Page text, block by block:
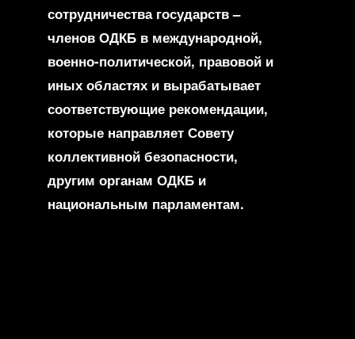
сотрудничества государств –
членов ОДКБ в международной,
военно-политической, правовой и
иных областях и вырабатывает
соответствующие рекомендации,
которые направляет Совету
коллективной безопасности,
другим органам ОДКБ и
национальным парламентам.